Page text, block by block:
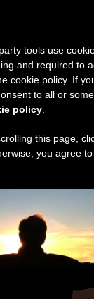
tools use
and required to
cookie policy. If
to all or
policy
this page,
you agree